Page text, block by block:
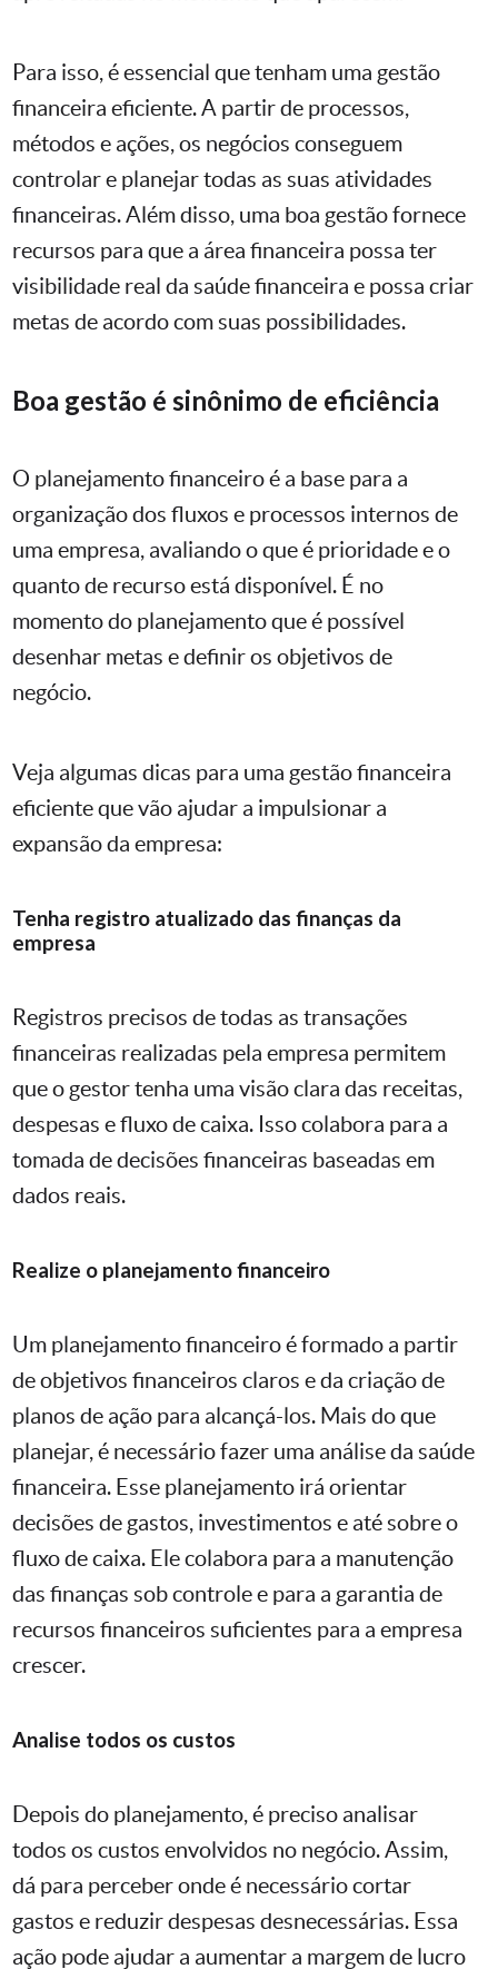
Para isso, é essencial que tenham uma gestão
financeira eficiente. A partir de processos,
métodos e ações, os negócios conseguem
controlar e planejar todas as suas atividades
financeiras. Além disso, uma boa gestão fornece
recursos para que a área financeira possa ter
visibilidade real da saúde financeira e possa criar
metas de acordo com suas possibilidades.
Boa gestão é sinônimo de eficiência
O planejamento financeiro é a base para a
organização dos fluxos e processos internos de
uma empresa, avaliando o que é prioridade e o
quanto de recurso está disponível. É no
momento do planejamento que é possível
desenhar metas e definir os objetivos de
negócio.
Veja algumas dicas para uma gestão financeira
eficiente que vão ajudar a impulsionar a
expansão da empresa:
Tenha registro atualizado das finanças da
empresa
Registros precisos de todas as transações
financeiras realizadas pela empresa permitem
que o gestor tenha uma visão clara das receitas,
despesas e fluxo de caixa. Isso colabora para a
tomada de decisões financeiras baseadas em
dados reais.
Realize o planejamento financeiro
Um planejamento financeiro é formado a partir
de objetivos financeiros claros e da criação de
planos de ação para alcançá-los. Mais do que
planejar, é necessário fazer uma análise da saúde
financeira. Esse planejamento irá orientar
decisões de gastos, investimentos e até sobre o
fluxo de caixa. Ele colabora para a manutenção
das finanças sob controle e para a garantia de
recursos financeiros suficientes para a empresa
crescer.
Analise todos os custos
Depois do planejamento, é preciso analisar
todos os custos envolvidos no negócio. Assim,
dá para perceber onde é necessário cortar
gastos e reduzir despesas desnecessárias. Essa
ação pode ajudar a aumentar a margem de lucro